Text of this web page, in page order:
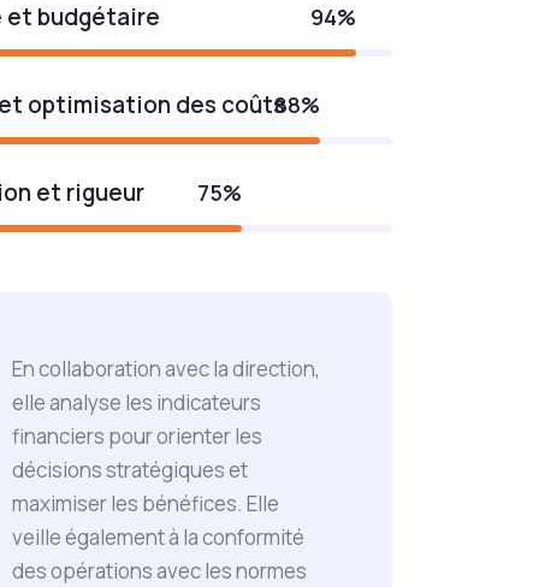
et budgétaire 94%
optimisation des coûts88%
et rigueur 75%
En collaboration avec la direction,
elle analyse les indicateurs
financiers pour orienter les
décisions stratégiques et
maximiser les bénéfices. Elle
veille également à la conformité
des opérations avec les normes